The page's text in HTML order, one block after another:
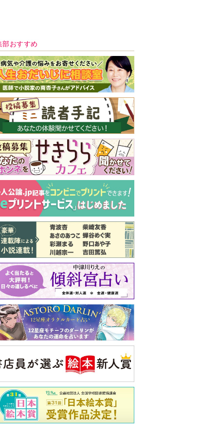
号 好評発売中！
実家の処分から終
の棲家までどうす
る？60代からの家
モンダイ
最新号
バックナンバー
注目トピ
結婚1か月で離婚を決めました。本当に
よかったのでしょうか
義実家について、義弟が私へ怒りのLINE
ピアノの月謝、払うべき？
公論新社の本
いじめのある世界に生き
る君たちへ
いじめられっ子だった精神
科医の贈る言葉
夫 著 詳しくみる